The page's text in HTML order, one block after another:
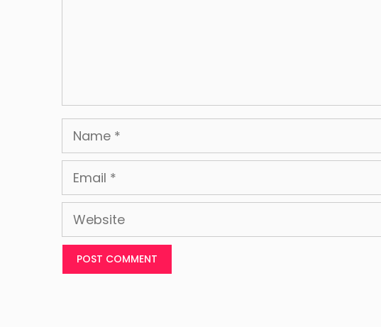
Name
Email
Website